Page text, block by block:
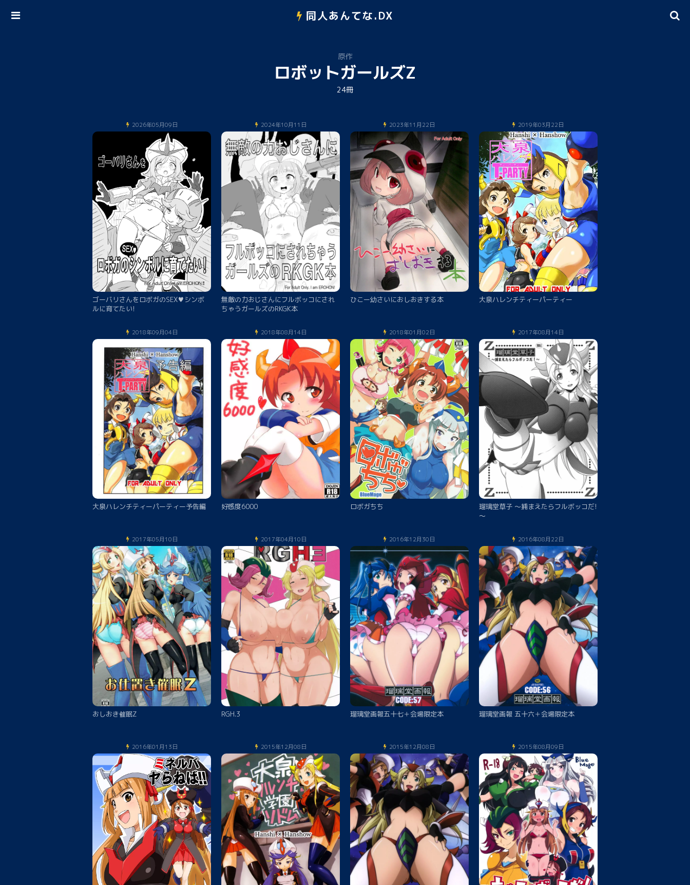
同人あんてな.DX
原作
ロボットガールズZ
24冊
2026年05月09日
ゴーバリさんをロボガのSEX♥シンボ
ルに育てたい!
2024年10月11日
無敵の力おじさんにフルボッコにされ
ちゃうガールズのRKGK本
2023年11月22日
ひこー幼さいにおしおきする本
2019年03月22日
大泉ハレンチティーパーティー
2018年09月04日
大泉ハレンチティーパーティー予告編
2018年08月14日
好感度6000
2018年01月02日
ロボガちち
2017年08月14日
瑠璃堂草子 ～捕まえたらフルボッコだ!
～
2017年05月10日
おしおき催眠Z
2017年04月10日
RGH.3
2016年12月30日
瑠璃堂画報五十七＋会場限定本
2016年08月22日
瑠璃堂画報 五十六＋会場限定本
2016年01月13日 2015年12月08日 2015年12月08日 2015年08月09日